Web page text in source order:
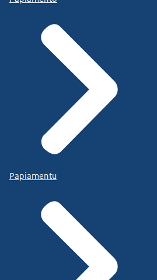
Papiamentu